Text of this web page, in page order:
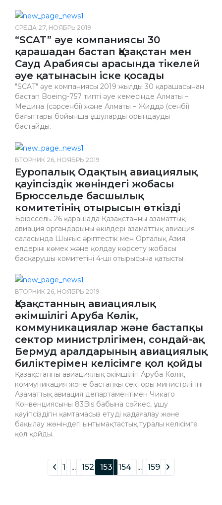
СРЕДА 27, НОЯБРЬ 2019
“SCAT” əуе компаниясы 30
қарашадан бастап Қазақстан мен
Сауд Арабиясы арасында тікелей
əуе қатынасын іске қосады
"SCAT" əуе компаниясы 2019 жылдың 30 қарашасынан
бастап Boeing-757 типті əуе кемесінде Алматы –
Медина (сəрсенбі) жəне Алматы – Жиддə (сенбі)
бағыттары бойынша ұшуларды орындауды
бастайды.
ВТОРНИК 26, НОЯБРЬ 2019
Еуропалық Одақтың авиациялық
қауіпсіздік жөніндегі жобасы
Брюссельде басшылық
комитетінің отырысын өткізді
Брюссель. 26 қарашада Қазақстанның азаматтық
авиация органдарының өкілдері азаматтық авиация
саласында Шығыс әріптестік мен Орталық Азия
елдерінің көмек және қолдау көрсету жобасы
басқарушы комитетінің 4-ші отырысына қатысты.
ВТОРНИК 26, НОЯБРЬ 2019
Қазақстанның авиациялық
әкімшілігі Аруба Көлік,
коммуникациялар және бастапқы
сектор министрлігімен, сондай-ақ
Бермуд аралдарының авиациялық
биліктерімен келісімге қол қойды
Қазақстанның авиациялық әкімшілігі Аруба Көлік,
коммуникация және бастапқы секторы министрлігінің
Азаматтық авиация департаментімен Чикаго
Конвенциясының 83Bis бабына сәйкес, ұшу
қауіпсіздігін қамтамасыз етуді қадағалау және
бақылау жөніндегі ынтымақтастық туралы келісімге
қол қойды.
1 ... 152 153 154 ... 159